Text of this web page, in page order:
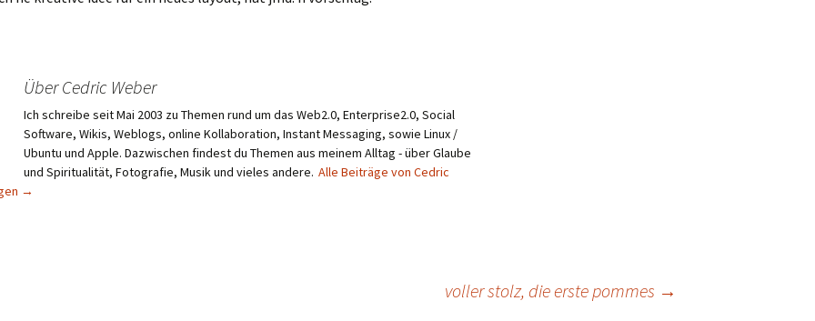
Über Cedric Weber
Ich schreibe seit Mai 2003 zu Themen rund um das Web2.0, Enterprise2.0, Social
Software, Wikis, Weblogs, online Kollaboration, Instant Messaging, sowie Linux /
Ubuntu und Apple. Dazwischen findest du Themen aus meinem Alltag - über Glaube
und Spiritualität, Fotografie, Musik und vieles andere. Alle Beiträge von Cedric
→
voller stolz, die erste pommes →